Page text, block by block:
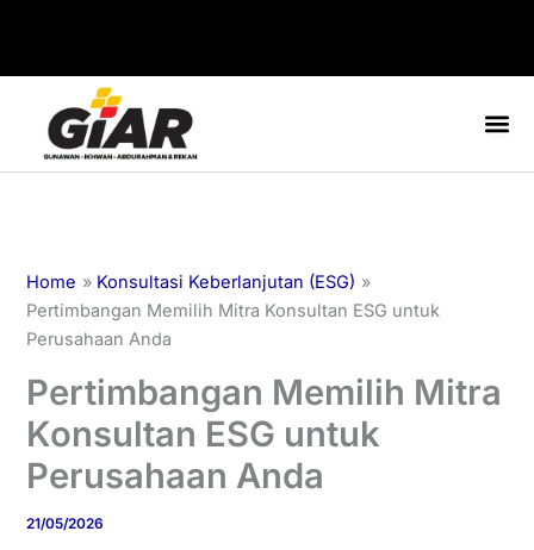
Home
Konsultasi Keberlanjutan (ESG)
Pertimbangan Memilih Mitra Konsultan ESG untuk
Perusahaan Anda
Pertimbangan Memilih Mitra
Konsultan ESG untuk
Perusahaan Anda
21/05/2026